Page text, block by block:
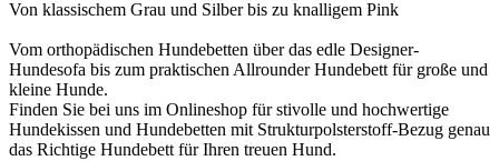
Von klassischem Grau und Silber bis zu knalligem Pink
Vom orthopädischen Hundebetten über das edle Designer-
Hundesofa bis zum praktischen Allrounder Hundebett für große und
kleine Hunde.
Finden Sie bei uns im Onlineshop für stivolle und hochwertige
Hundekissen und Hundebetten mit Strukturpolsterstoff-Bezug genau
das Richtige Hundebett für Ihren treuen Hund.